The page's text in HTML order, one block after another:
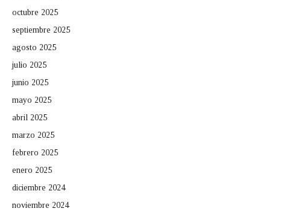
octubre 2025
septiembre 2025
agosto 2025
julio 2025
junio 2025
mayo 2025
abril 2025
marzo 2025
febrero 2025
enero 2025
diciembre 2024
noviembre 2024